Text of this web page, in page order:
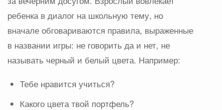
ребенка в диалог на школьную тему, но
вначале обговариваются правила, выраженные
в названии игры: не говорить да и нет, не
называть черный и белый цвета. Например:
Тебе нравится учиться?
Какого цвета твой портфель?